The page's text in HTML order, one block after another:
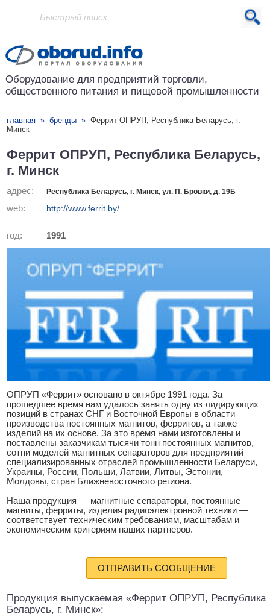
Проект основан в 2001 году
Оборудование для предприятий торговли,
общественного питания и пищевой промышленности
главная » бренды » Феррит ОПРУП, Республика Беларусь, г.
Минск
Феррит ОПРУП, Республика Беларусь,
г. Минск
адрес: Республика Беларусь, г. Минск, ул. П. Бровки, д. 19Б
web: http://www.ferrit.by/
год: 1991
ОПРУП «Феррит» основано в октябре 1991 года. За
прошедшее время нам удалось занять одну из лидирующих
позиций в странах СНГ и Восточной Европы в области
производства постоянных магнитов, ферритов, а также
изделий на их основе. За это время нами изготовлены и
поставлены заказчикам тысячи тонн постоянных магнитов,
сотни моделей магнитных сепараторов для предприятий
специализированных отраслей промышленности Беларуси,
Украины, России, Польши, Латвии, Литвы, Эстонии,
Молдовы, стран Ближневосточного региона.
Наша продукция — магнитные сепараторы, постоянные
магниты, ферриты, изделия радиоэлектронной техники —
соответствует техническим требованиям, масштабам и
экономическим критериям наших партнеров.
ОТПРАВИТЬ СООБЩЕНИЕ
Продукция выпускаемая «Феррит ОПРУП, Республика
Беларусь, г. Минск»: